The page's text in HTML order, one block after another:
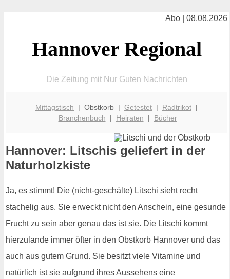
Abo | 08.08.2026
Hannover Regional
Die Zeitung mit Nur Guten Nachrichten
Mittagstisch | Obstkorb | Getestet | Radtrikot |
Branchenbuch | Heiraten | Bücher
Hannover: Litschis geliefert in der
Naturholzkiste
Ja, es stimmt! Die (nicht-geschälte) Litschi sieht recht
stachelig aus. Sie erweckt nicht den Anschein, eine gesunde
Frucht zu sein aber genau das ist sie. Die Litschi kommt
hierzulande immer öfter in den Obstkorb Hannover und das
auch aus gutem Grund. Sie besitzt viele Vitamine und
natürlich ist sie aufgrund ihres Aussehens eine